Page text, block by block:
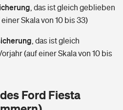
finden
das ist gleich geblieben
Skala von 10 bis 33)
das ist gleich
(auf einer Skala von 10 bis
Ford Fiesta